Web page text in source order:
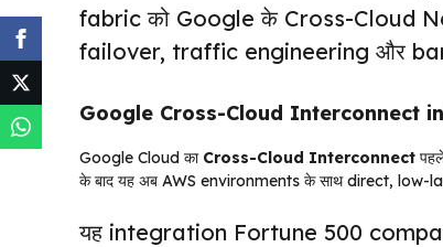
fabric को Google के Cross-Cloud
failover, traffic engineering और
Google Cross-Cloud Interconnect
Google Cloud का Cross-Cloud Interconnect
के बाद यह अब AWS environments के साथ direct, low-
यह integration Fortune 500